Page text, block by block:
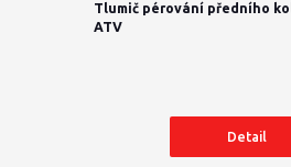
Tlumič pérování předního
ATV
Detail